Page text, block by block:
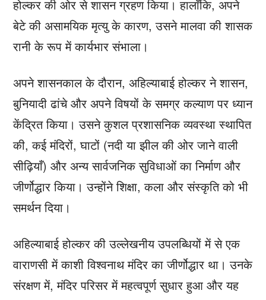
होल्कर की ओर से शासन ग्रहण किया। हालाँकि, अपने
बेटे की असामयिक मृत्यु के कारण, उसने मालवा की शासक
रानी के रूप में कार्यभार संभाला।
अपने शासनकाल के दौरान, अहिल्याबाई होल्कर ने शासन,
बुनियादी ढांचे और अपने विषयों के समग्र कल्याण पर ध्यान
केंद्रित किया। उसने कुशल प्रशासनिक व्यवस्था स्थापित
की, कई मंदिरों, घाटों (नदी या झील की ओर जाने वाली
सीढ़ियाँ) और अन्य सार्वजनिक सुविधाओं का निर्माण और
जीर्णोद्धार किया। उन्होंने शिक्षा, कला और संस्कृति को भी
समर्थन दिया।
अहिल्याबाई होल्कर की उल्लेखनीय उपलब्धियों में से एक
वाराणसी में काशी विश्वनाथ मंदिर का जीर्णोद्धार था। उनके
संरक्षण में, मंदिर परिसर में महत्वपूर्ण सुधार हुआ और यह